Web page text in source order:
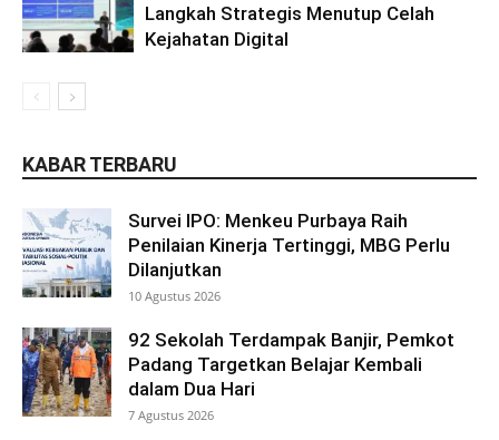
Langkah Strategis Menutup Celah
Kejahatan Digital
KABAR TERBARU
Survei IPO: Menkeu Purbaya Raih
Penilaian Kinerja Tertinggi, MBG Perlu
Dilanjutkan
10 Agustus 2026
92 Sekolah Terdampak Banjir, Pemkot
Padang Targetkan Belajar Kembali
dalam Dua Hari
7 Agustus 2026